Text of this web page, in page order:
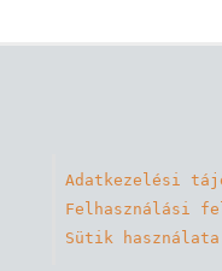
Adatkezelési
Felhasználási
Sütik használata